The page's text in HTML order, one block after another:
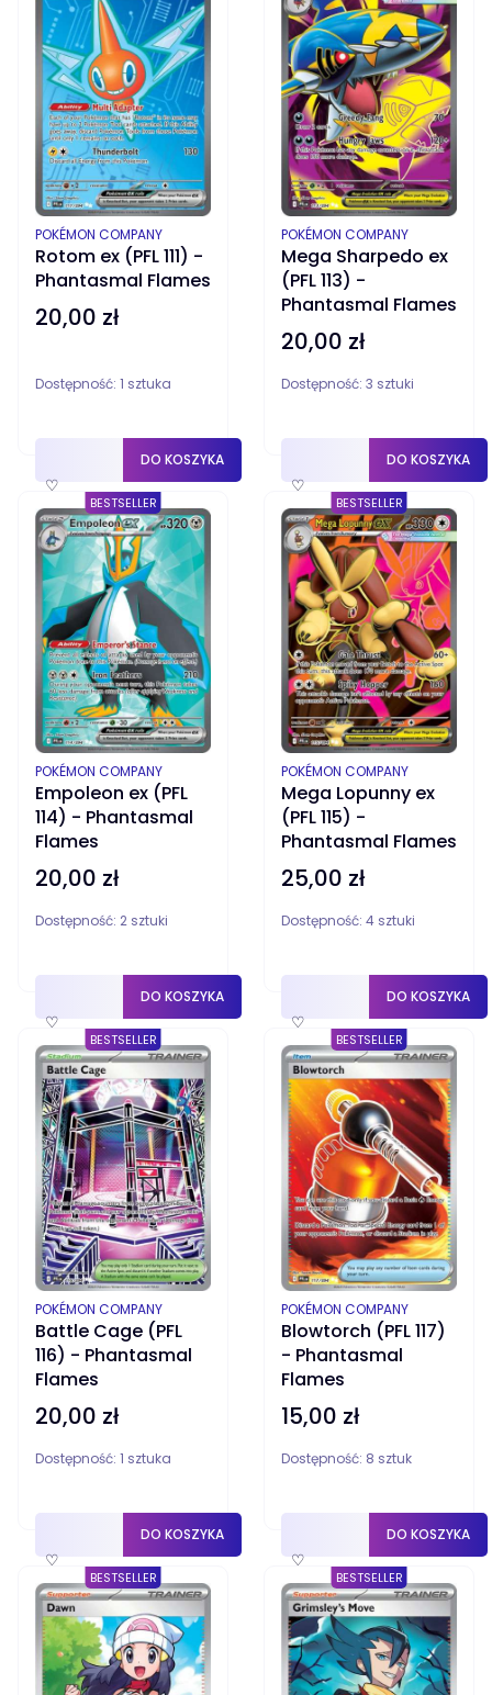
Rotom ex (PFL 111) -
Phantasmal Flames
PRODUCENT
POKÉMON COMPANY
Cena
20,00 zł
Dostępność: 1 sztuka
♡
DO KOSZYKA
Mega Sharpedo ex
(PFL 113) -
Phantasmal Flames
PRODUCENT
POKÉMON COMPANY
Cena
20,00 zł
Dostępność: 3 sztuki
♡
DO KOSZYKA
BESTSELLER
Empoleon ex (PFL
114) - Phantasmal
Flames
PRODUCENT
POKÉMON COMPANY
Cena
20,00 zł
Dostępność: 2 sztuki
♡
DO KOSZYKA
BESTSELLER
Mega Lopunny ex
(PFL 115) -
Phantasmal Flames
PRODUCENT
POKÉMON COMPANY
Cena
25,00 zł
Dostępność: 4 sztuki
♡
DO KOSZYKA
BESTSELLER
Battle Cage (PFL
116) - Phantasmal
Flames
PRODUCENT
POKÉMON COMPANY
Cena
20,00 zł
Dostępność: 1 sztuka
♡
DO KOSZYKA
BESTSELLER
Blowtorch (PFL 117)
- Phantasmal
Flames
PRODUCENT
POKÉMON COMPANY
Cena
15,00 zł
Dostępność: 8 sztuk
♡
DO KOSZYKA
BESTSELLER BESTSELLER